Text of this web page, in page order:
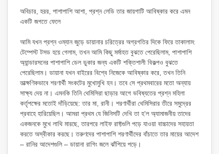
অবিচার, হরর, পাশাপাশি আশা, প্রশ্ন লেডি তার জায়গাটি আবিষ্কার করে এমন
একটি জগতে ফেলে
আমি যখন প্রশ্ন ওম্যান জুড়ে ডায়ানার চরিত্রের অগ্রগতির দিকে ফিরে তাকালাম:
টেম্পেস্ট টসড হয়ে গেলাম, তখন আমি কিছু মর্মাহত বুঝতে পেরেছিলাম, পাশাপাশি
অ্যান্ডারসনের পাশাপাশি ডেল ডুকার জন্য একটি শক্তিশালী বিকল্পও বুঝতে
পেরেছিলাম। ডায়ানা যখন বাইরের বিশ্বে নিজেকে আবিষ্কার করে, তখন তিনি
তাত্ক্ষণিকভাবে শরণার্থী সংকটের মুখোমুখি হন। তবে সে প্রথমবারের মতো অন্যায়
সাক্ষ্য দেয় না। এমনকি তিনি থেমিসিরা ছাড়ার আগে ভবিষ্যতের প্রশ্ন মহিলা
কর্তৃপক্ষের মতোই দাঁড়িয়েছে: তার মা, রানী। শরণার্থীরা থেমিসিরার তীরে সমুদ্রের
প্রবাহে হারিয়েছিল। আমরা প্রথম যে জিনিসটি দেখি তা হ’ল অ্যামাজনীয় তাদের
একজনকে মুখে লাথি মারছে, তারপরে লাইফ রাফ্টগুলি পড়ে যাওয়া বাচ্চাদের সহায়তা
করতে অস্বীকার করছে। তরুণদের পাশাপাশি শরণার্থীদের বাঁচাতে তার মায়ের আদেশ
– রানির আদেশগুলি – ডায়ানা রাগিং জলে ঝাঁপিয়ে পড়ে।